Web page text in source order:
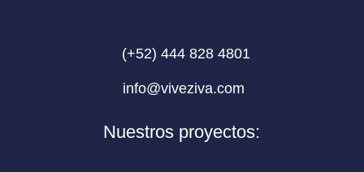
(+52) 444 828 4801
info@viveziva.com ​
Nuestros proyectos: